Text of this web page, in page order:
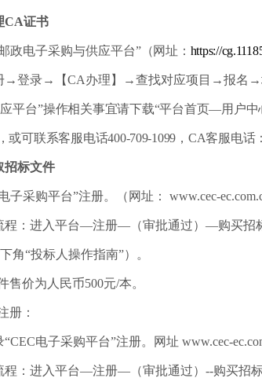
CA证书
政电子采购与供应平台”（网址： https://
→登录→【CA办理】→查找对应项目→报名→
平台”操作相关事宜请下载“平台首页—用户中
或可联系客服电话400-709-1099，CA客服电话
招标文件
子采购平台”注册。（网址： www.cec-
程：进入平台—注册—（审批通过）—购买
角“投标人操作指南”）。
售价为人民币500元/本。
册：
电子采购平台”注册。网址 www.cec-
程：进入平台—注册—（审批通过）--购买招